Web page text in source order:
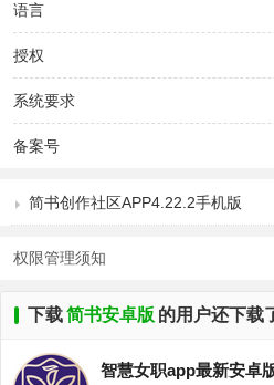
语言
授权
系统要求
备案号
简书创作社区APP4.22.2手机版
权限管理须知
下载简书安卓版 的用户还下载